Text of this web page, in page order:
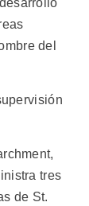
del
tres
de St.